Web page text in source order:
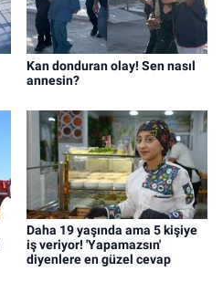
Kan donduran olay! Sen nasıl
annesin?
Daha 19 yaşında ama 5 kişiye
iş veriyor! 'Yapamazsın'
diyenlere en güzel cevap